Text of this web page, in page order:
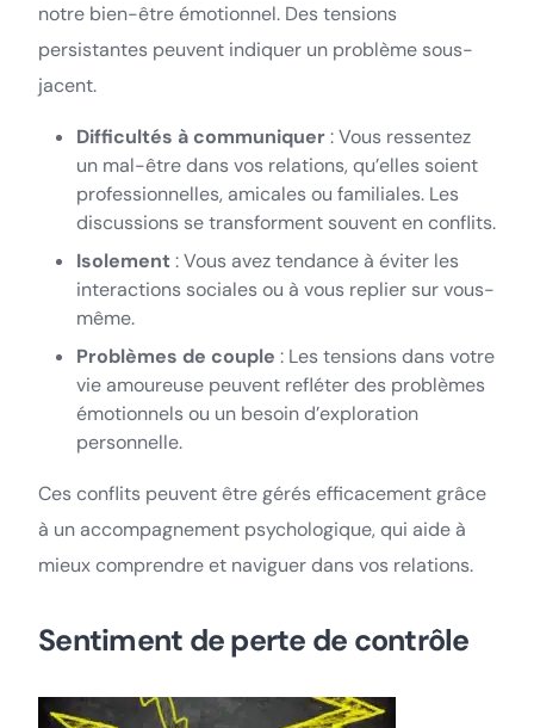
notre bien-être émotionnel. Des tensions
persistantes peuvent indiquer un problème sous-
jacent.
Difficultés à communiquer: Vous ressentez
un mal-être dans vos relations, qu’elles soient
professionnelles, amicales ou familiales. Les
discussions se transforment souvent en conflits.
Isolement: Vous avez tendance à éviter les
interactions sociales ou à vous replier sur vous-
même.
Problèmes de couple : Les tensions dans votre
vie amoureuse peuvent refléter des problèmes
émotionnels ou un besoin d’exploration
personnelle.
Ces conflits peuvent être gérés efficacement grâce
à un accompagnement psychologique, qui aide à
mieux comprendre et naviguer dans vos relations.
Sentiment de perte de contrôle